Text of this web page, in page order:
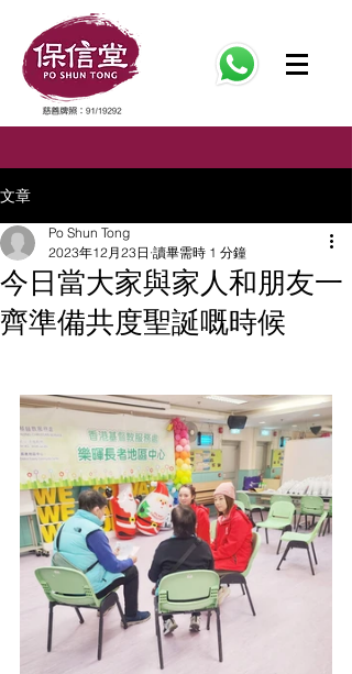
文章
今日當大家與家人和朋友一
齊準備共度聖誕嘅時候
Po Shun Tong
2023年12月23日 讀畢需時 1 分鐘